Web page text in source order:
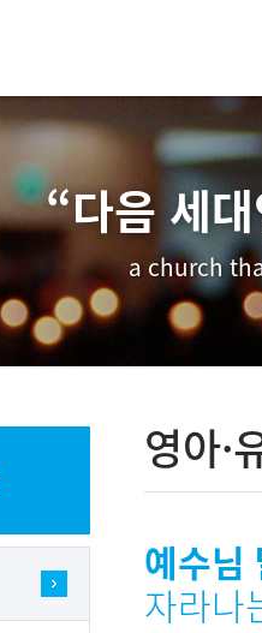
“다음 세
a church
영아·
예수님
자라나